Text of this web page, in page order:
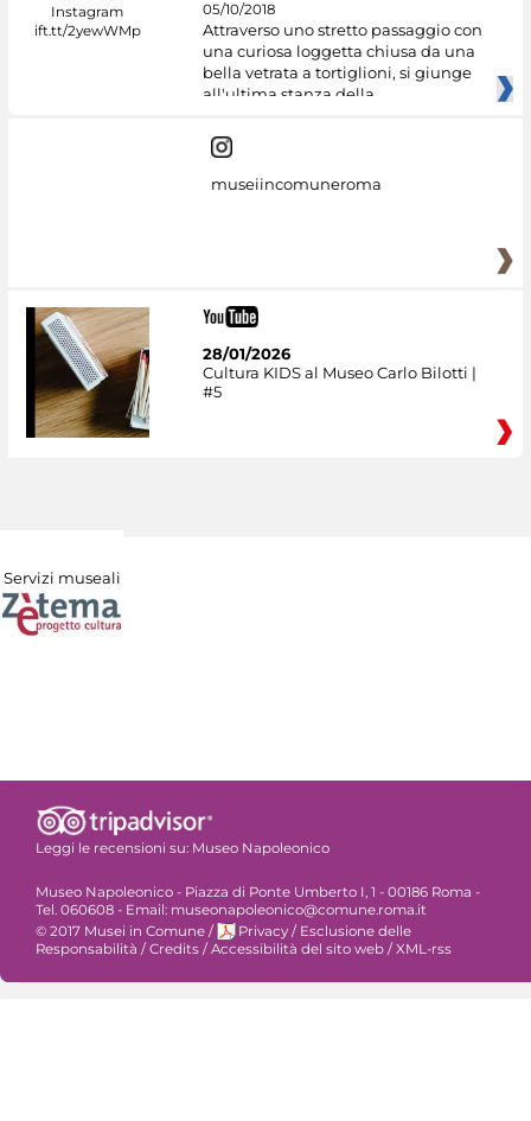
05/10/2018
Attraverso uno stretto passaggio con
una curiosa loggetta chiusa da una
bella vetrata a tortiglioni, si giunge
all'ultima stanza della
museiincomuneroma
28/01/2026
Cultura KIDS al Museo Carlo Bilotti |
#5
Servizi museali
Leggi le recensioni su: Museo Napoleonico
Museo Napoleonico - Piazza di Ponte Umberto I, 1 - 00186 Roma -
Tel. 060608 - Email: museonapoleonico@comune.roma.it
© 2017 Musei in Comune / Privacy / Esclusione delle
Responsabilità / Credits / Accessibilità del sito web / XML-rss